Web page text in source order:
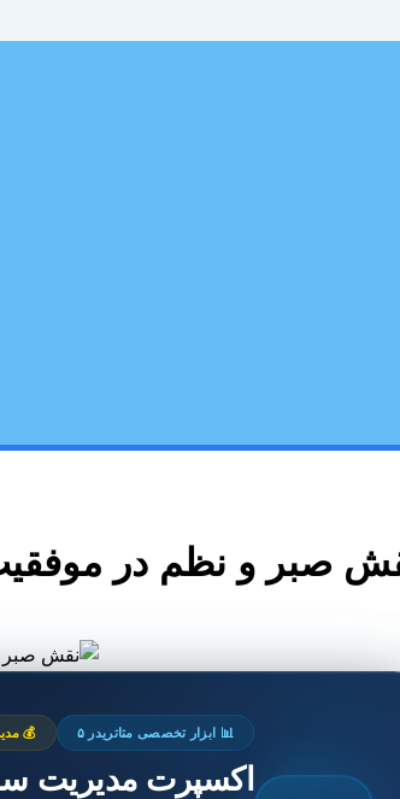
صبر و نظم در
📊 ابزار تخصصی متاتریدر ۵ 💰
اکسپرت مدیریت